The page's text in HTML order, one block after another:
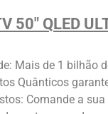
50" QLED
Mais de 1 bilhão
Quânticos
Comande a